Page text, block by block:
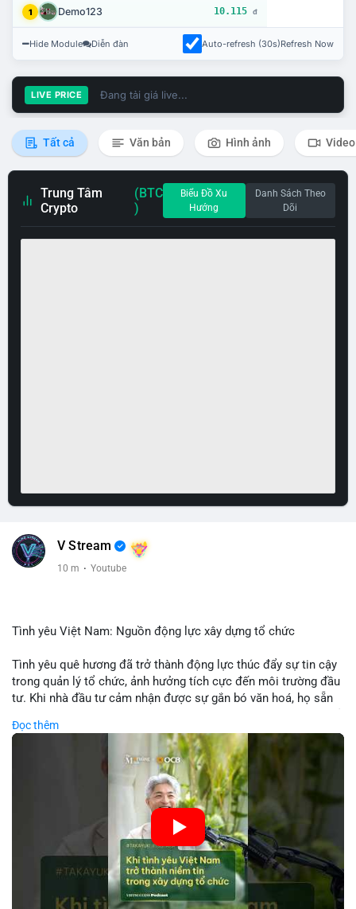
1 Demo123 10.115 đ
Hide Module Diễn đàn Auto-refresh (30s)Refresh Now
LIVE PRICE Đang tải giá live...
Tất cả Văn bản Hình ảnh Video
Trung Tâm
Crypto
(BTC
)
Biểu Đồ Xu
Hướng
Danh Sách Theo
Dõi
V Stream
10 m · Youtube
Tình yêu Việt Nam: Nguồn động lực xây dựng tổ chức
Tình yêu quê hương đã trở thành động lực thúc đẩy sự tin cậy
trong quản lý tổ chức, ảnh hưởng tích cực đến môi trường đầu
tư. Khi nhà đầu tư cảm nhận được sự gắn bó văn hoá, họ sẵn
các công ty blockchain và tiền mã hoá. Sự tăng cường niềm
tin này giúp giảm rủi ro thị trường, cải thiện chi phí vốn và thúc
đẩy sự phát triển bền vững của ngành công nghệ tài chính. Các
nhà quản lý cần khai thác tinh thần này để xây dựng chiến lược
phát triển bền vững và thu hút vốn đầu tư.
🎥 Xem video trực tiếp tại:
Nguồn: VIETSUCCESS
Đọc thêm